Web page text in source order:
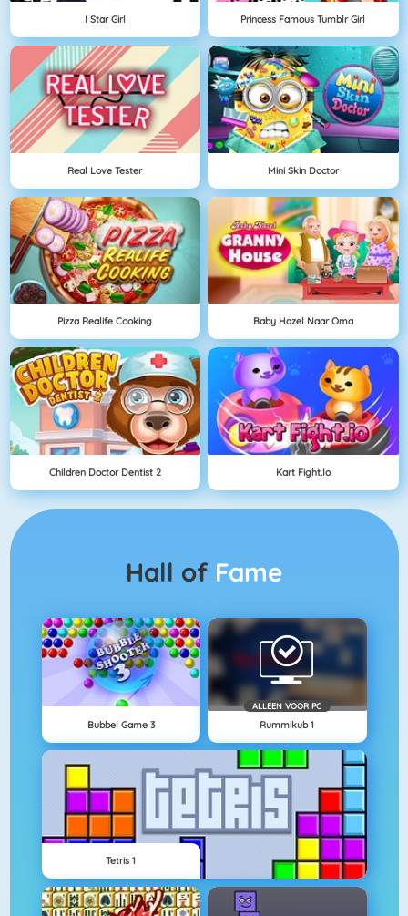
I Star Girl Princess Famous Tumblr Girl
Real Love Tester Mini Skin Doctor
Pizza Realife Cooking Baby Hazel Naar Oma
Children Doctor Dentist 2 Kart Fight.io
Hall of Fame
Bubbel Game 3
ALLEEN VOOR PC
Rummikub 1
Tetris 1